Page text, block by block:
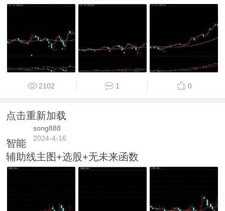
2102 1 0
点击重新加载
song888
2024-4-16
智能
辅助线主图+选股+无未来函数